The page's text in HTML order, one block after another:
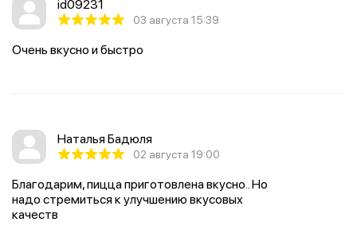
id09231
03 августа 15:39
Очень вкусно и быстро
Наталья Бадюля
02 августа 19:00
Благодарим, пицца приготовлена вкусно.. Но
надо стремиться к улучшению вкусовых
качеств